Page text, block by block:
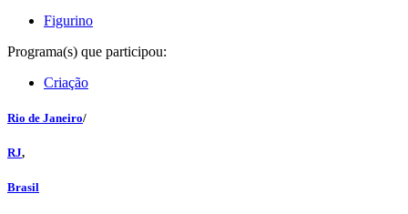
Figurino
Programa(s) que participou:
Criação
Rio de Janeiro/
RJ,
Brasil